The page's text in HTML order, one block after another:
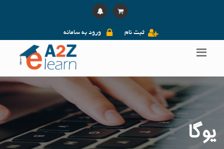
ورود به سامانه ثبت نام
یوگا